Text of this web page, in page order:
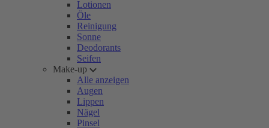
Lotionen
Öle
Reinigung
Sonne
Deodorants
Seifen
Make-up
Alle anzeigen
Augen
Lippen
Nägel
Pinsel